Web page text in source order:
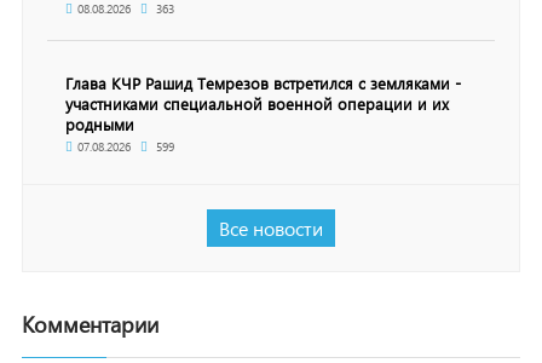
08.08.2026 363
Глава КЧР Рашид Темрезов встретился с земляками -
участниками специальной военной операции и их
родными
07.08.2026 599
Все новости
Комментарии